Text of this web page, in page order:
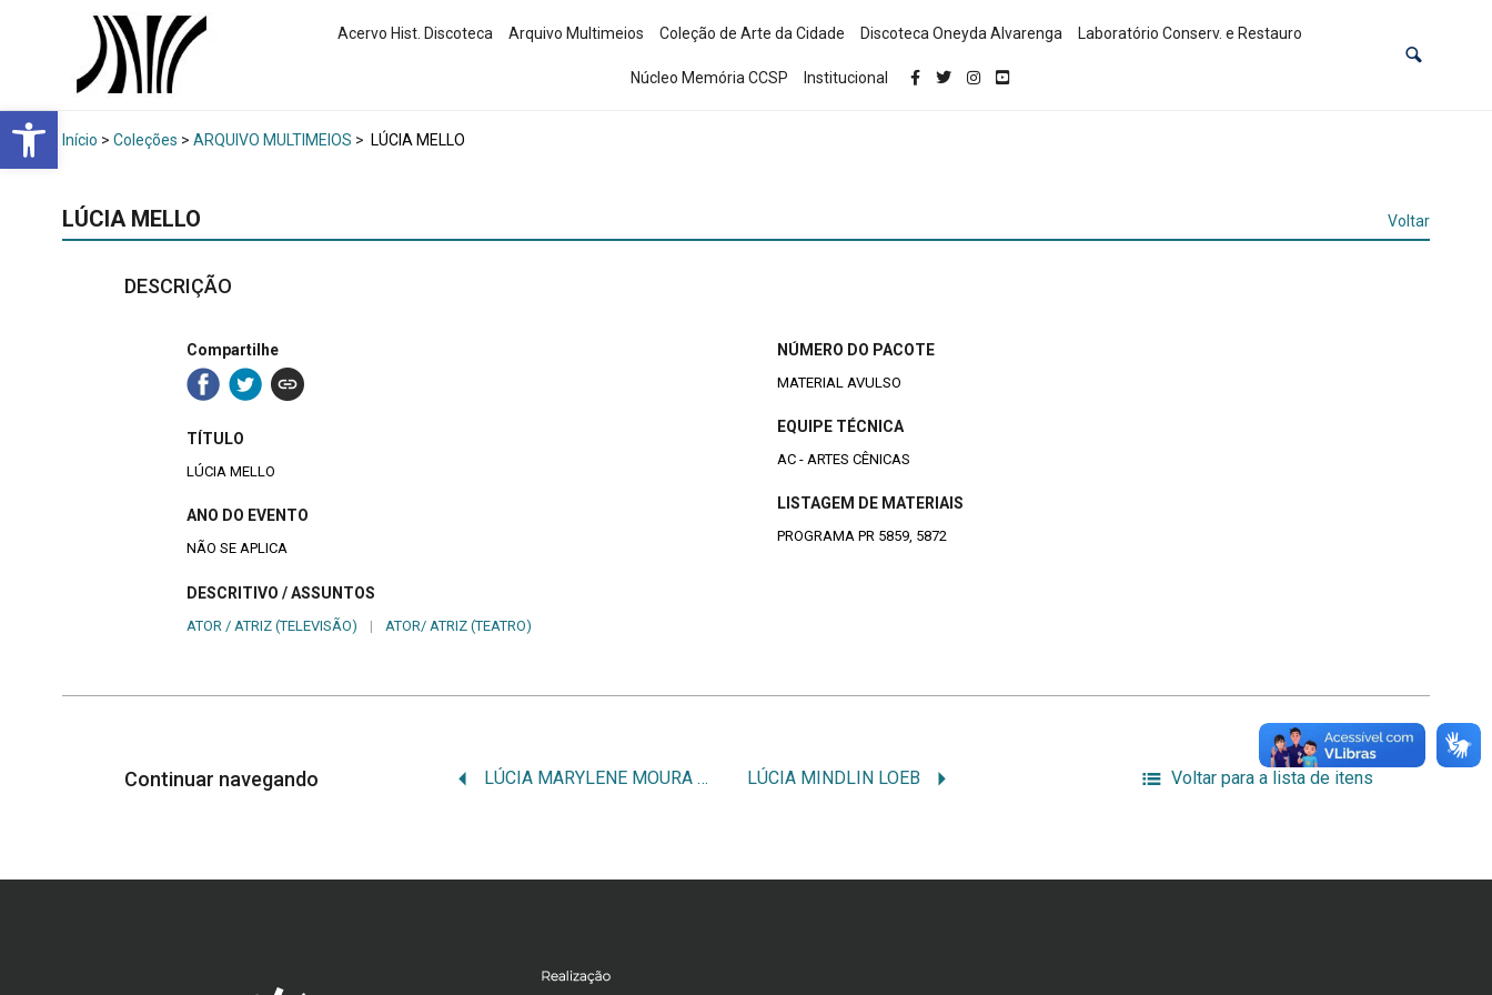
Abrir a barra de ferramentas
Acervo Hist. Discoteca Arquivo Multimeios Coleção de Arte da Cidade Discoteca Oneyda Alvarenga Laboratório Conserv. e Restauro
Núcleo Memória CCSP Institucional
Início > Coleções > ARQUIVO MULTIMEIOS > LÚCIA MELLO
LÚCIA MELLO Voltar
DESCRIÇÃO
Compartilhe
TÍTULO
LÚCIA MELLO
ANO DO EVENTO
NÃO SE APLICA
DESCRITIVO / ASSUNTOS
ATOR / ATRIZ (TELEVISÃO) | ATOR/ ATRIZ (TEATRO)
NÚMERO DO PACOTE
MATERIAL AVULSO
EQUIPE TÉCNICA
AC - ARTES CÊNICAS
LISTAGEM DE MATERIAIS
PROGRAMA PR 5859, 5872
Continuar navegando LÚCIA MARYLENE MOURA MIRANDA LÚCIA MINDLIN LOEB Voltar para a lista de itens